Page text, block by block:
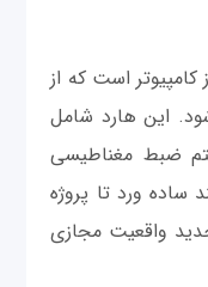
است که از
این هارد شامل
ضبط مغناطیسی
ساده ورد تا پروژه
واقعیت مجازی